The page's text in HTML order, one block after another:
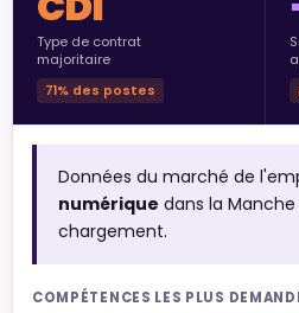
Type de contrat
majoritaire
71% des postes
Données du marché de
numérique dans la
chargement.
COMPÉTENCES LES PLUS